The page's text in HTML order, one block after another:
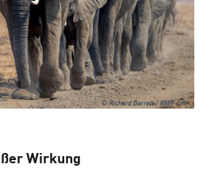
Wirkung